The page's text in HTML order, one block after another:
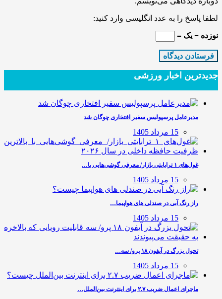
لطفا پاسخ را به عدد انگلیسی وارد کنید:
نوزده − یک =
جدیدترین‌ اخبار ورزشی
مدیرعامل پرسپولیس سفیر افتخاری چوگان شد
15 مرداد 1405
غول‌های ۱ ترابایتی بازار/ معرفی گوشی‌هایی با…
15 مرداد 1405
راز رنگ آبی در صندلی های هواپیما…
15 مرداد 1405
تحول بزرگ در آیفون ۱۸ پرو/ سه…
15 مرداد 1405
ماجرای اعمال ضریب ۲.۷ برای اینترنت بین‌الملل…